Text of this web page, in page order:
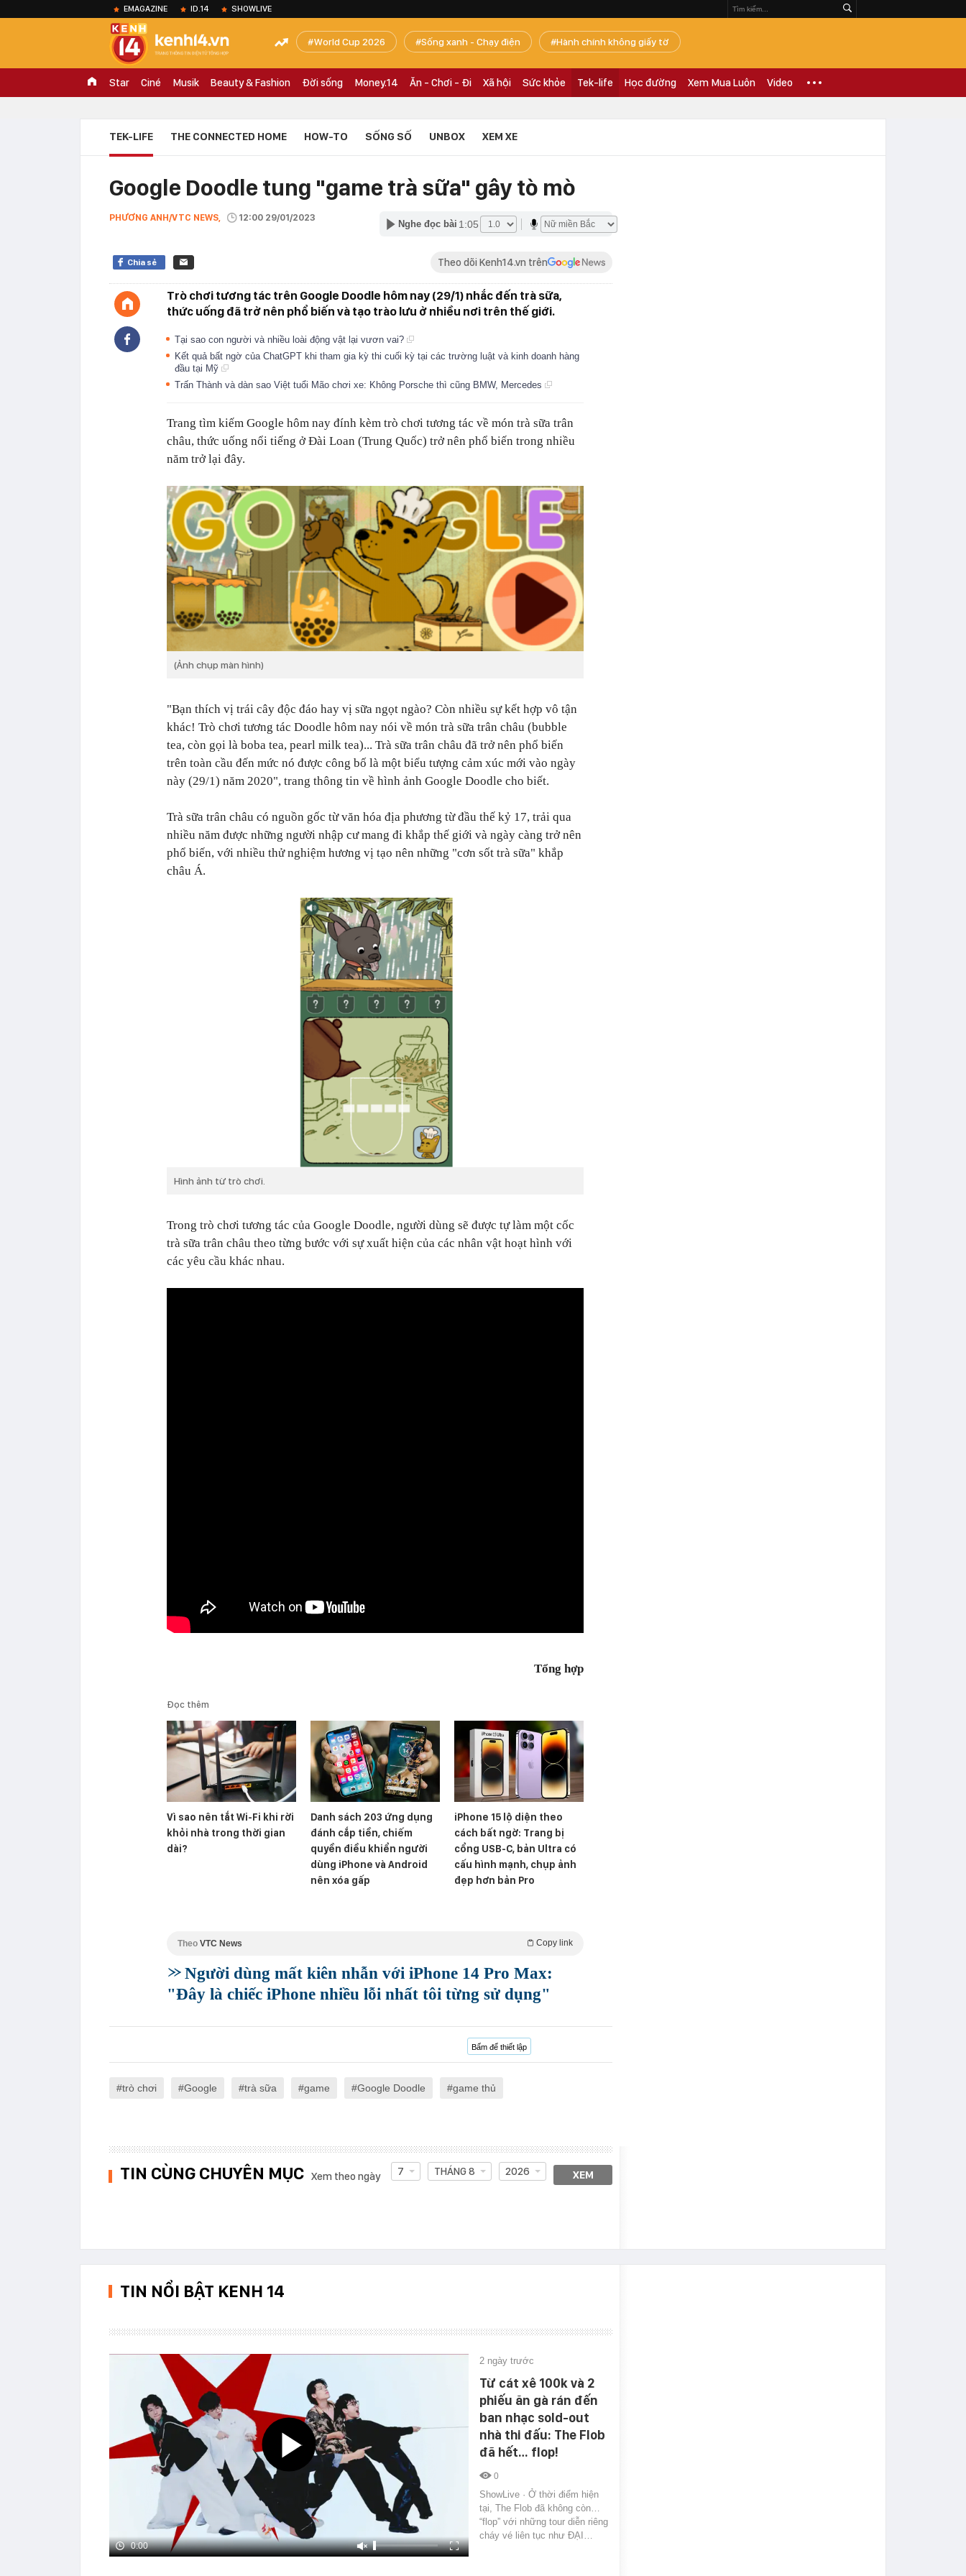
EMAGAZINE ID.14 SHOWLIVE
World Cup 2026 Sống xanh - Chạy điện Hành chính không giấy tờ
Star Ciné Musik Beauty & Fashion Đời sống Money.14 Ăn - Chơi - Đi Xã hội Sức khỏe Tek-life Học đường Xem Mua Luôn Video
TEK-LIFE THE CONNECTED HOME HOW-TO SỐNG SỐ UNBOX XEM XE
Google Doodle tung "game trà sữa" gây tò mò
PHƯƠNG ANH/VTC NEWS, 12:00 29/01/2023
Nghe đọc bài 1:05
Chia sẻ Theo dõi Kenh14.vn trên
Trò chơi tương tác trên Google Doodle hôm nay (29/1) nhắc đến trà sữa,
thức uống đã trở nên phổ biến và tạo trào lưu ở nhiều nơi trên thế giới.
Tại sao con người và nhiều loài động vật lại vươn vai?
Kết quả bất ngờ của ChatGPT khi tham gia kỳ thi cuối kỳ tại các trường luật và kinh doanh hàng
đầu tại Mỹ
Trấn Thành và dàn sao Việt tuổi Mão chơi xe: Không Porsche thì cũng BMW, Mercedes
Trang tìm kiếm Google hôm nay đính kèm trò chơi tương tác về món trà sữa trân
châu, thức uống nổi tiếng ở Đài Loan (Trung Quốc) trở nên phổ biến trong nhiều
năm trở lại đây.
(Ảnh chụp màn hình)
"Bạn thích vị trái cây độc đáo hay vị sữa ngọt ngào? Còn nhiều sự kết hợp vô tận
khác! Trò chơi tương tác Doodle hôm nay nói về món trà sữa trân châu (bubble
tea, còn gọi là boba tea, pearl milk tea)... Trà sữa trân châu đã trở nên phổ biến
trên toàn cầu đến mức nó được công bố là một biểu tượng cảm xúc mới vào ngày
này (29/1) năm 2020", trang thông tin về hình ảnh Google Doodle cho biết.
Trà sữa trân châu có nguồn gốc từ văn hóa địa phương từ đầu thế kỷ 17, trải qua
nhiều năm được những người nhập cư mang đi khắp thế giới và ngày càng trở nên
phổ biến, với nhiều thử nghiệm hương vị tạo nên những "cơn sốt trà sữa" khắp
châu Á.
Hình ảnh từ trò chơi.
Trong trò chơi tương tác của Google Doodle, người dùng sẽ được tự làm một cốc
trà sữa trân châu theo từng bước với sự xuất hiện của các nhân vật hoạt hình với
các yêu cầu khác nhau.
Tổng hợp
Đọc thêm
Vì sao nên tắt Wi-Fi khi rời
khỏi nhà trong thời gian
dài?
Danh sách 203 ứng dụng
đánh cắp tiền, chiếm
quyền điều khiển người
dùng iPhone và Android
nên xóa gấp
iPhone 15 lộ diện theo
cách bất ngờ: Trang bị
cổng USB-C, bản Ultra có
cấu hình mạnh, chụp ảnh
đẹp hơn bản Pro
Theo VTC News Copy link
Người dùng mất kiên nhẫn với iPhone 14 Pro Max:
"Đây là chiếc iPhone nhiều lỗi nhất tôi từng sử dụng"
Bấm để thiết lập
trò chơi Google trà sữa game Google Doodle game thủ
TIN CÙNG CHUYÊN MỤC Xem theo ngày 7 THÁNG 8 2026 XEM
TIN NỔI BẬT KENH 14
0:00
2 ngày trước
Từ cát xê 100k và 2
phiếu ăn gà rán đến
ban nhạc sold-out
nhà thi đấu: The Flob
đã hết… flop!
0
ShowLive · Ở thời điểm hiện
tại, The Flob đã không còn…
“flop” với những tour diễn riêng
cháy vé liên tục như ĐẠI…